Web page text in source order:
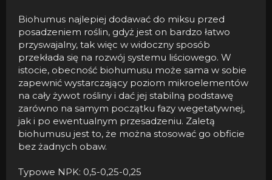
Biohumus najlepiej dodawać do miksu przed
posadzeniem roślin, gdyż jest on bardzo łatwo
przyswajalny, tak więc w widoczny sposób
przekłada się na rozwój systemu liściowego. W
istocie, obecność biohumusu może sama w sobie
zapewnić wystarczający poziom mikroelementów
na cały żywot rośliny i dać jej stabilną podstawę
zarówno na samym początku fazy wegetatywnej,
jak i po ewentualnym przesadzeniu. Zaletą
biohumusu jest to, że można stosować go obficie
bez żadnych obaw.
Typowe NPK: 0,5-0,25-0,25